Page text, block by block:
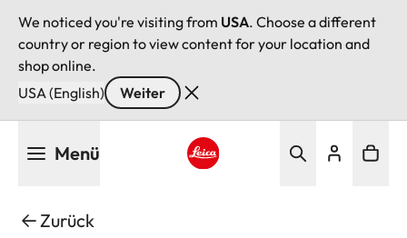
We noticed you're visiting from USA. Choose a different
country or region to view content for your location and
shop online.
USA (English)
Weiter
Menü
Zurück